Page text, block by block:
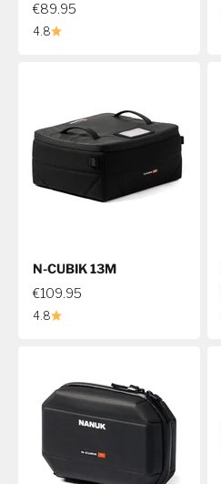
€89.95
4.8
N-CUBIK 13M
€109.95
4.8